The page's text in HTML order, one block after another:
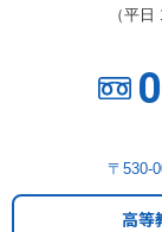
（平
〒530-
高等